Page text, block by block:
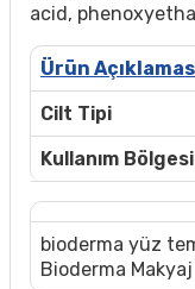
acid,
Ürün
Cilt Tipi
Kullanım Bölgesi
bioderma yüz
Bioderma